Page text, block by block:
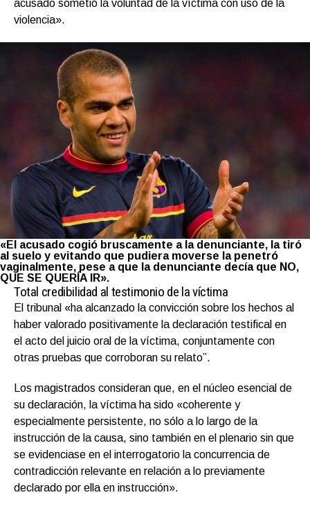
acusado sometió la voluntad de la víctima con uso de la
violencia».
«El acusado cogió bruscamente a la denunciante, la tiró
al suelo y evitando que pudiera moverse la penetró
vaginalmente, pese a que la denunciante decía que NO,
QUE SE QUERÍA IR».
Total credibilidad al testimonio de la víctima
El tribunal «ha alcanzado la convicción sobre los hechos al
haber valorado positivamente la declaración testifical en
el acto del juicio oral de la víctima, conjuntamente con
otras pruebas que corroboran su relato”.
Los magistrados consideran que, en el núcleo esencial de
su declaración, la víctima ha sido «coherente y
especialmente persistente, no sólo a lo largo de la
instrucción de la causa, sino también en el plenario sin que
se evidenciase en el interrogatorio la concurrencia de
contradicción relevante en relación a lo previamente
declarado por ella en instrucción».